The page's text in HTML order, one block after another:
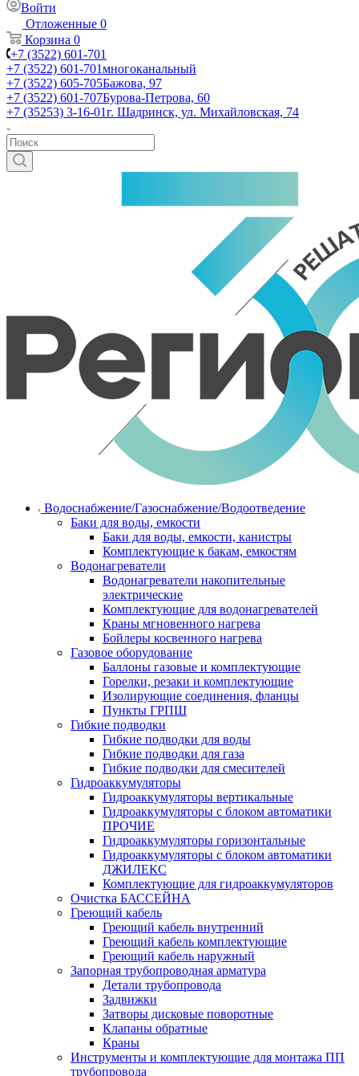
Войти
Отложенные 0
Корзина 0
+7 (3522) 601-701
+7 (3522) 601-701многоканальный
+7 (3522) 605-705Бажова, 97
+7 (3522) 601-707Бурова-Петрова, 60
+7 (35253) 3-16-01г. Шадринск, ул. Михайловская, 74
Водоснабжение/Газоснабжение/Водоотведение
Баки для воды, емкости
Баки для воды, емкости, канистры
Комплектующие к бакам, емкостям
Водонагреватели
Водонагреватели накопительные
электрические
Комплектующие для водонагревателей
Краны мгновенного нагрева
Бойлеры косвенного нагрева
Газовое оборудование
Баллоны газовые и комплектующие
Горелки, резаки и комплектующие
Изолирующие соединения, фланцы
Пункты ГРПШ
Гибкие подводки
Гибкие подводки для воды
Гибкие подводки для газа
Гибкие подводки для смесителей
Гидроаккумуляторы
Гидроаккумуляторы вертикальные
Гидроаккумуляторы с блоком автоматики
ПРОЧИЕ
Гидроаккумуляторы горизонтальные
Гидроаккумуляторы с блоком автоматики
ДЖИЛЕКС
Комплектующие для гидроаккумуляторов
Очистка БАССЕЙНА
Греющий кабель
Греющий кабель внутренний
Греющий кабель комплектующие
Греющий кабель наружный
Запорная трубопроводная арматура
Детали трубопровода
Задвижки
Затворы дисковые поворотные
Клапаны обратные
Краны
Инструменты и комплектующие для монтажа ПП
трубопровода